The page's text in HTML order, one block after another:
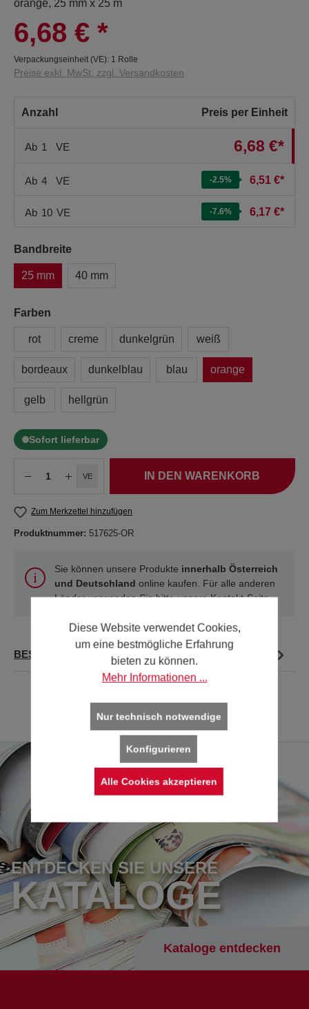
orange, 25 mm x 25 m
6,68 € *
Verpackungseinheit (VE): 1 Rolle
Preise exkl. MwSt. zzgl. Versandkosten
Anzahl Preis per Einheit
Ab 1 VE 6,68 €*
Ab 4 VE -2.5% 6,51 €*
Ab 10 VE -7.6% 6,17 €*
Bandbreite
25 mm 40 mm
Farben
rot creme dunkelgrün weiß
bordeaux dunkelblau blau orange
gelb hellgrün
Sofort lieferbar
VE IN DEN WARENKORB
Zum Merkzettel hinzufügen
Produktnummer: 517625-OR
Sie können unsere Produkte innerhalb Österreich
und Deutschland online kaufen. Für alle anderen
Länder verwenden Sie bitte unsereKontakt-Seite.
BESCHREIBUNG
ENTDECKEN SIE UNSERE
KATALOGE
Kataloge entdecken
Diese Website verwendet Cookies,
um eine bestmögliche Erfahrung
bieten zu können.
Mehr Informationen ...
Nur technisch notwendige
Konfigurieren
Alle Cookies akzeptieren